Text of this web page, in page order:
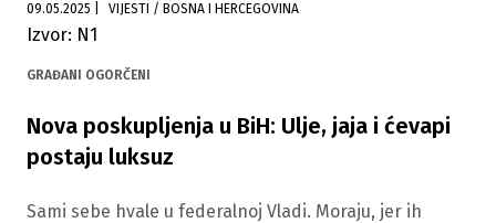
09.05.2025 VIJESTI / BOSNA I HERCEGOVINA
Izvor: N1
GRAĐANI OGORČENI
Nova poskupljenja u BiH: Ulje, jaja i ćevapi
postaju luksuz
Sami sebe hvale u federalnoj Vladi. Moraju, jer ih